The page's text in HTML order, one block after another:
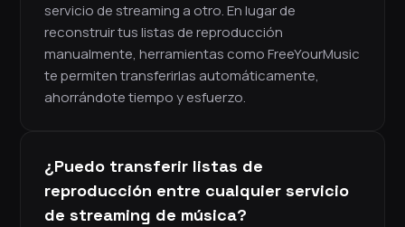
servicio de streaming a otro. En lugar de
reconstruir tus listas de reproducción
manualmente, herramientas como FreeYourMusic
te permiten transferirlas automáticamente,
ahorrándote tiempo y esfuerzo.
¿Puedo transferir listas de
reproducción entre cualquier servicio
de streaming de música?